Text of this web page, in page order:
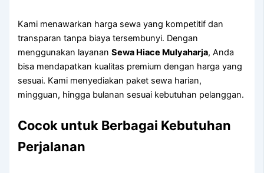
Kami menawarkan harga sewa yang kompetitif dan
transparan tanpa biaya tersembunyi. Dengan
menggunakan layananSewa Hiace Mulyaharja, Anda
bisa mendapatkan kualitas premium dengan harga yang
sesuai. Kami menyediakan paket sewa harian,
mingguan, hingga bulanan sesuai kebutuhan pelanggan.
Cocok untuk Berbagai Kebutuhan
Perjalanan